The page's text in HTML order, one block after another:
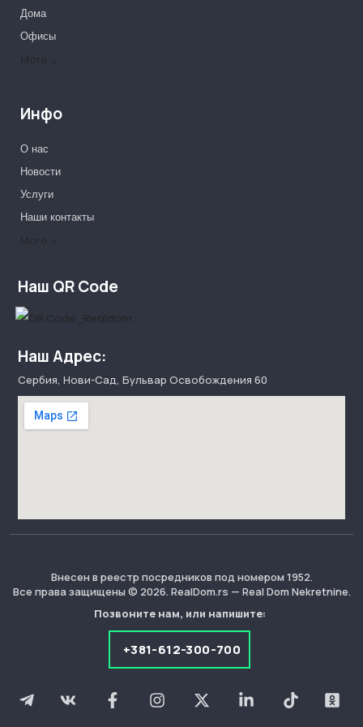
More
Дома
Офисы
Инфо
More
О нас
Новости
Услуги
Наши контакты
Наши партнеры
Наш QR Code
Наш Адрес:
Сербия, Нови-Сад, Бульвар Освобождения 60
Внесен в реестр посредников под номером 1952.
Все права защищены © 2026. RealDom.rs — Real Dom Nekretnine.
Позвоните нам, или напишите:
+381-612-300-700